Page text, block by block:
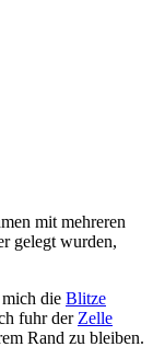
mit mehreren
gelegt wurden,
die Blitze
fuhr der Zelle
Rand zu bleiben.